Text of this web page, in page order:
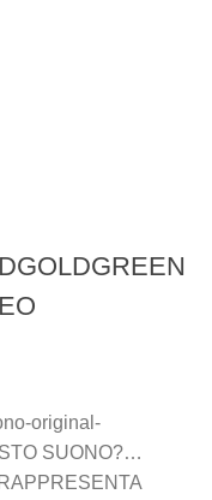
original-
SUONO?…